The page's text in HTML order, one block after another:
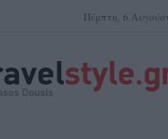
Πέμπτη, 6